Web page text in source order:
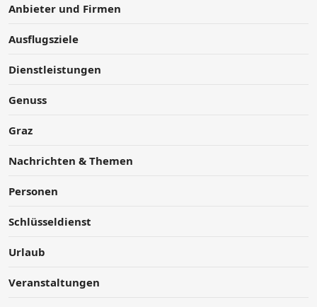
Anbieter und Firmen
Ausflugsziele
Dienstleistungen
Genuss
Graz
Nachrichten & Themen
Personen
Schlüsseldienst
Urlaub
Veranstaltungen